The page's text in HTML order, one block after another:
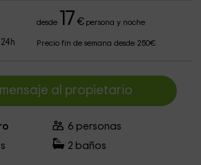
desde 17 €persona y noche
Precio fin de semana desde 250€
al propietario
6 personas
2 baños